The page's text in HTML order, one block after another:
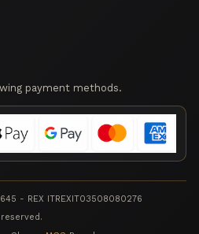
payment methods.
- REX ITREXIT03508080276